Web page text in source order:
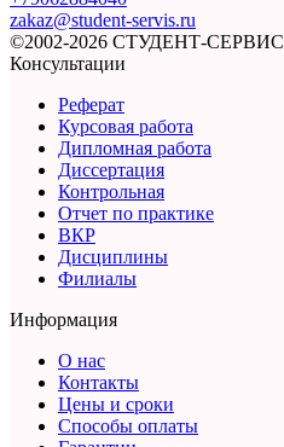
zakaz@student-servis.ru
©2002-2026 СТУДЕНТ-СЕРВИС
Консультации
Реферат
Курсовая работа
Дипломная работа
Диссертация
Контрольная
Отчет по практике
ВКР
Дисциплины
Филиалы
Информация
О нас
Контакты
Цены и сроки
Способы оплаты